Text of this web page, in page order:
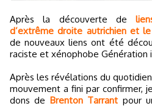
Après la découverte de
d’extrême droite autrichien et
de nouveaux liens ont été
raciste et xénophobe Génération
Après les révélations du
mouvement a fini par confirmer,
dons de Brenton Tarrant pour